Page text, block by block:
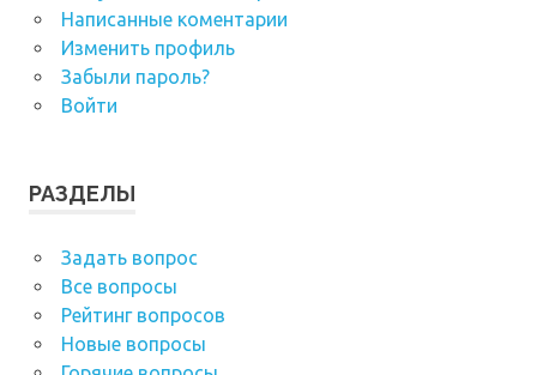
Написанные коментарии
Изменить профиль
Забыли пароль?
Войти
РАЗДЕЛЫ
Задать вопрос
Все вопросы
Рейтинг вопросов
Новые вопросы